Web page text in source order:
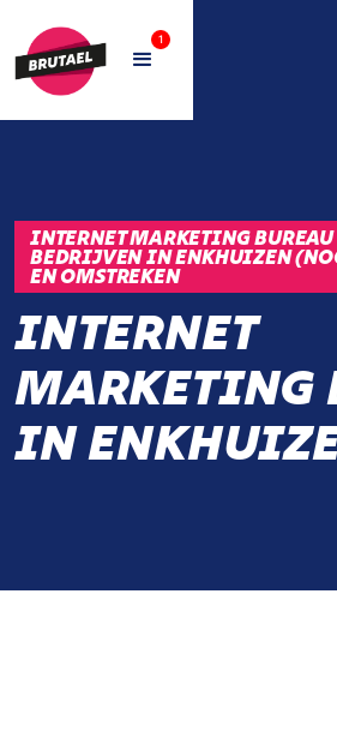
1
INTERNET MARKETING
BEDRIJVEN IN ENKHUIZEN
EN OMSTREKEN
INTERNET
MARKETING
IN